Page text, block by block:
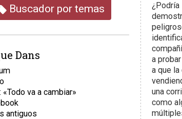
¿Podría
a
a que
una
como
Buscador por temas
Dans
«Todo va a cambiar»
antiguos